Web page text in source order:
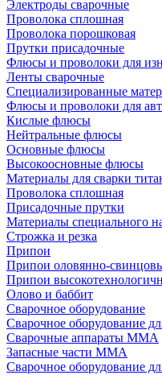
Электроды сварочные
Проволока сплошная
Проволока порошковая
Прутки присадочные
Флюсы и проволоки для
Ленты сварочные
Специализированные
Флюсы и проволоки для
Кислые флюсы
Нейтральные флюсы
Основные флюсы
Высокоосновные флюсы
Материалы для сварки
Проволока сплошная
Присадочные прутки
Материалы специального
Строжка и резка
Припои
Припои оловянно-
Припои
Олово и баббит
Сварочное оборудование
Сварочное оборудование
Сварочные аппараты MMA
Запасные части MMA
Сварочное оборудование